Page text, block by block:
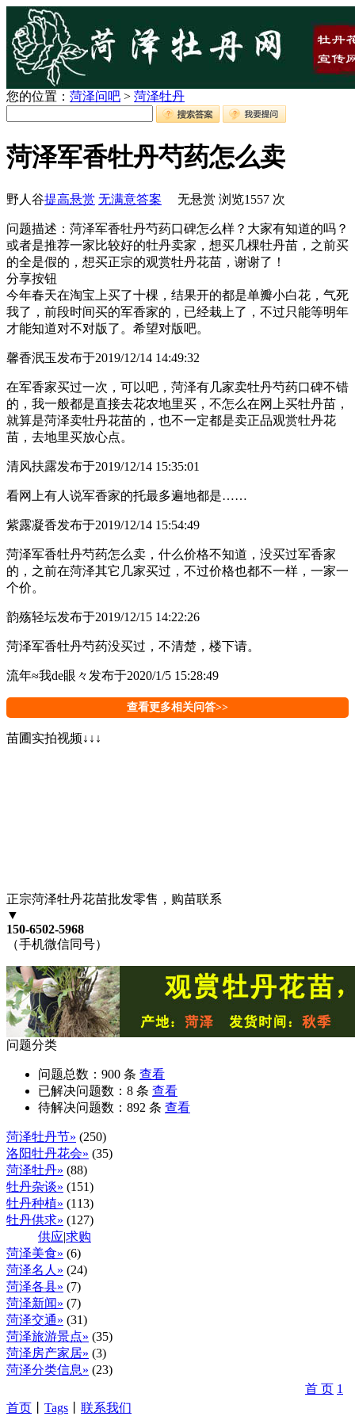
您的位置： 菏泽问吧 > 菏泽牡丹
菏泽军香牡丹芍药怎么卖
野人谷提高悬赏 无满意答案 无悬赏 浏览1557 次
问题描述：菏泽军香牡丹芍药口碑怎么样？大家有知道的吗？
或者是推荐一家比较好的牡丹卖家，想买几棵牡丹苗，之前买
的全是假的，想买正宗的观赏牡丹花苗，谢谢了！
分享按钮
今年春天在淘宝上买了十棵，结果开的都是单瓣小白花，气死
我了，前段时间买的军香家的，已经栽上了，不过只能等明年
才能知道对不对版了。希望对版吧。
馨香泯玉发布于2019/12/14 14:49:32
在军香家买过一次，可以吧，菏泽有几家卖牡丹芍药口碑不错
的，我一般都是直接去花农地里买，不怎么在网上买牡丹苗，
就算是菏泽卖牡丹花苗的，也不一定都是卖正品观赏牡丹花
苗，去地里买放心点。
清风扶露发布于2019/12/14 15:35:01
看网上有人说军香家的托最多遍地都是……
紫露凝香发布于2019/12/14 15:54:49
菏泽军香牡丹芍药怎么卖，什么价格不知道，没买过军香家
的，之前在菏泽其它几家买过，不过价格也都不一样，一家一
个价。
韵殇轻坛发布于2019/12/15 14:22:26
菏泽军香牡丹芍药没买过，不清楚，楼下请。
流年≈我de眼々 发布于2020/1/5 15:28:49
查看更多相关问答>>
苗圃实拍视频↓↓↓
正宗菏泽牡丹花苗批发零售，购苗联系
▼
150-6502-5968
（手机微信同号）
问题分类
问题总数： 900 条 查看
已解决问题数： 8 条 查看
待解决问题数： 892 条 查看
菏泽牡丹节» (250)
洛阳牡丹花会» (35)
菏泽牡丹» (88)
牡丹杂谈» (151)
牡丹种植» (113)
牡丹供求» (127)
供应|求购
菏泽美食» (6)
菏泽名人» (24)
菏泽各县» (7)
菏泽新闻» (7)
菏泽交通» (31)
菏泽旅游景点» (35)
菏泽房产家居» (3)
菏泽分类信息» (23)
首 页 1
首页
Tags 联系我们